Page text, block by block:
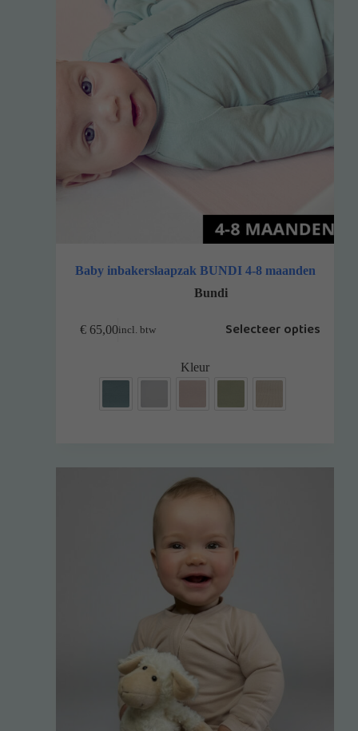
Baby inbakerslaapzak BUNDI 4-8 maanden
Bundi
€65,00incl. btw Selecteer opties
Kleur